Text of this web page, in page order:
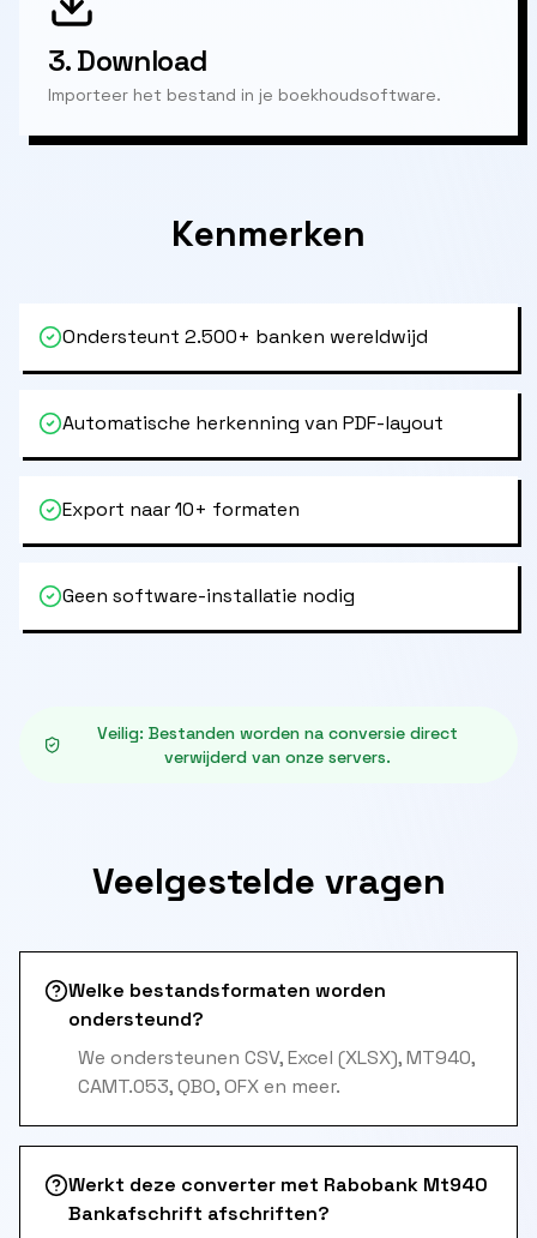
3.Download
Importeer het bestand in je boekhoudsoftware.
Kenmerken
Ondersteunt 2.500+ banken wereldwijd
Automatische herkenning van PDF-layout
Export naar 10+ formaten
Geen software-installatie nodig
Veilig: Bestanden worden na conversie direct
verwijderd van onze servers.
Veelgestelde vragen
Welke bestandsformaten worden
ondersteund?
We ondersteunen CSV, Excel (XLSX), MT940,
CAMT.053, QBO, OFX en meer.
Werkt deze converter met Rabobank Mt940
Bankafschrift afschriften?